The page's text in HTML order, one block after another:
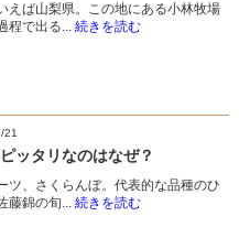
えば山梨県。この地にある小林牧場
程で出る... 続きを読む
21
ッタリなのはなぜ？
ツ、さくらんぼ。代表的な品種のひ
藤錦の旬... 続きを読む